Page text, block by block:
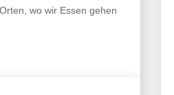
wo wir Essen gehen